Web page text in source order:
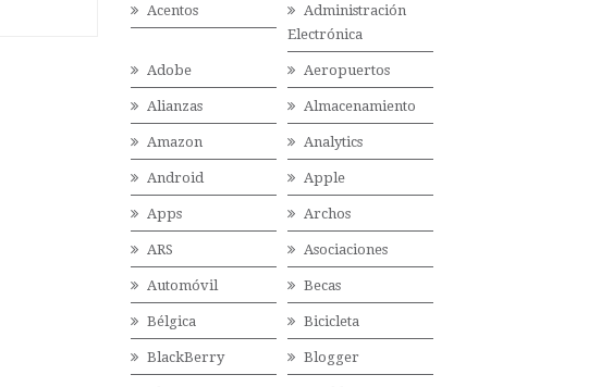
Acentos
Administración
Electrónica
Adobe Aeropuertos
Alianzas Almacenamiento
Amazon Analytics
Android Apple
Apps Archos
ARS Asociaciones
Automóvil Becas
Bélgica Bicicleta
BlackBerry Blogger